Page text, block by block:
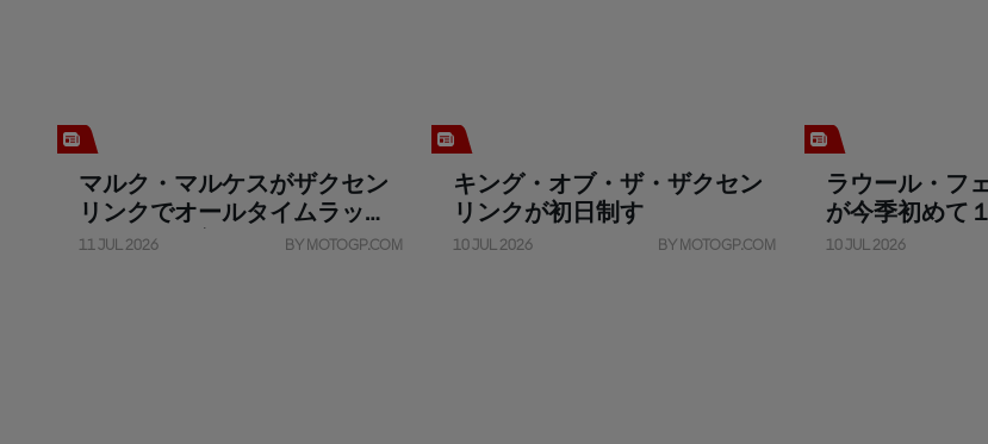
マルク・マルケスがザクセン
リンクでオールタイムラップ
レコード更新
11 JUL 2026 BY MOTOGP.COM
キング・オブ・ザ・ザクセン
リンクが初日制す
10 JUL 2026 BY MOTOGP.COM
ラウール・フ
が今季初めて
10 JUL 2026